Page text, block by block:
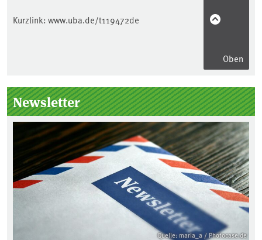
Kurzlink: www.uba.de/t119472de
Oben
Seitenleiste
Newsletter
Quelle: maria_a / Photocase.de